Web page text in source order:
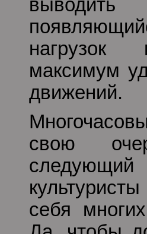
выводить
нагрузок
максимум
движений.
свою
себя